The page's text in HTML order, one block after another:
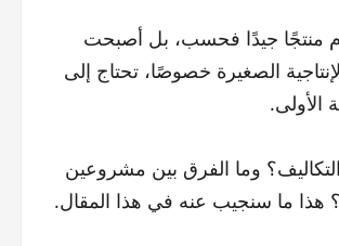
منتجًا جيدًا فحسب، بل أصبحت
الصغيرة خصوصًا، تحتاج إلى
الأولى.
وما الفرق بين مشروعين
هذا ما سنجيب عنه في هذا المقال.